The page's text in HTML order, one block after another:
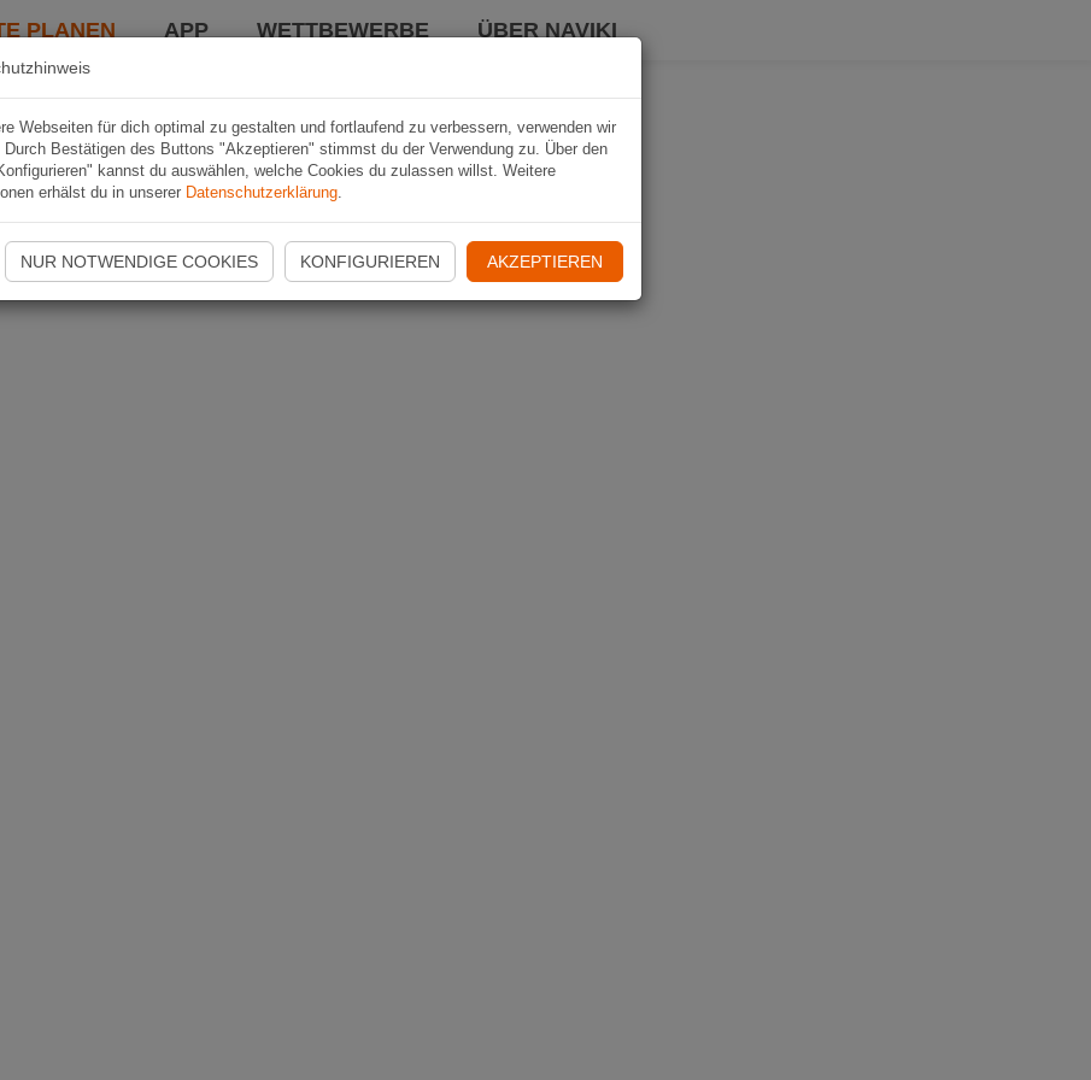
PLANEN APP WETTBEWERBE ÜBER NAVIKI
Webseiten für dich optimal zu gestalten und fortlaufend zu verbessern, verwenden wir
Durch Bestätigen des Buttons "Akzeptieren" stimmst du der Verwendung zu. Über den
kannst du auswählen, welche Cookies du zulassen willst. Weitere
erhälst du in unserer Datenschutzerklärung.
NUR NOTWENDIGE COOKIES KONFIGURIEREN AKZEPTIEREN